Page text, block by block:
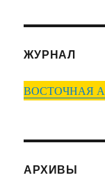
ЖУРНАЛ
ВОСТОЧНАЯ
АРХИВЫ